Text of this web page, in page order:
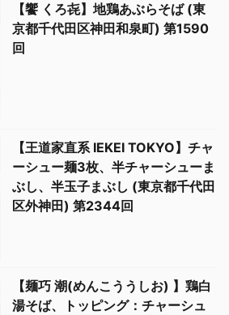
【饗 くろ㐂】地鶏あぶらそば (東
京都千代田区神田和泉町) 第1590
回
【王道家直系 IEKEI TOKYO】チャ
ーシュー麺3枚、半チャーシューま
ぶし、半玉子まぶし (東京都千代田
区外神田) 第2344回
【麺巧 潮(めんこううしお) 】鶏白
湯そば、トッピング：チャーシュ